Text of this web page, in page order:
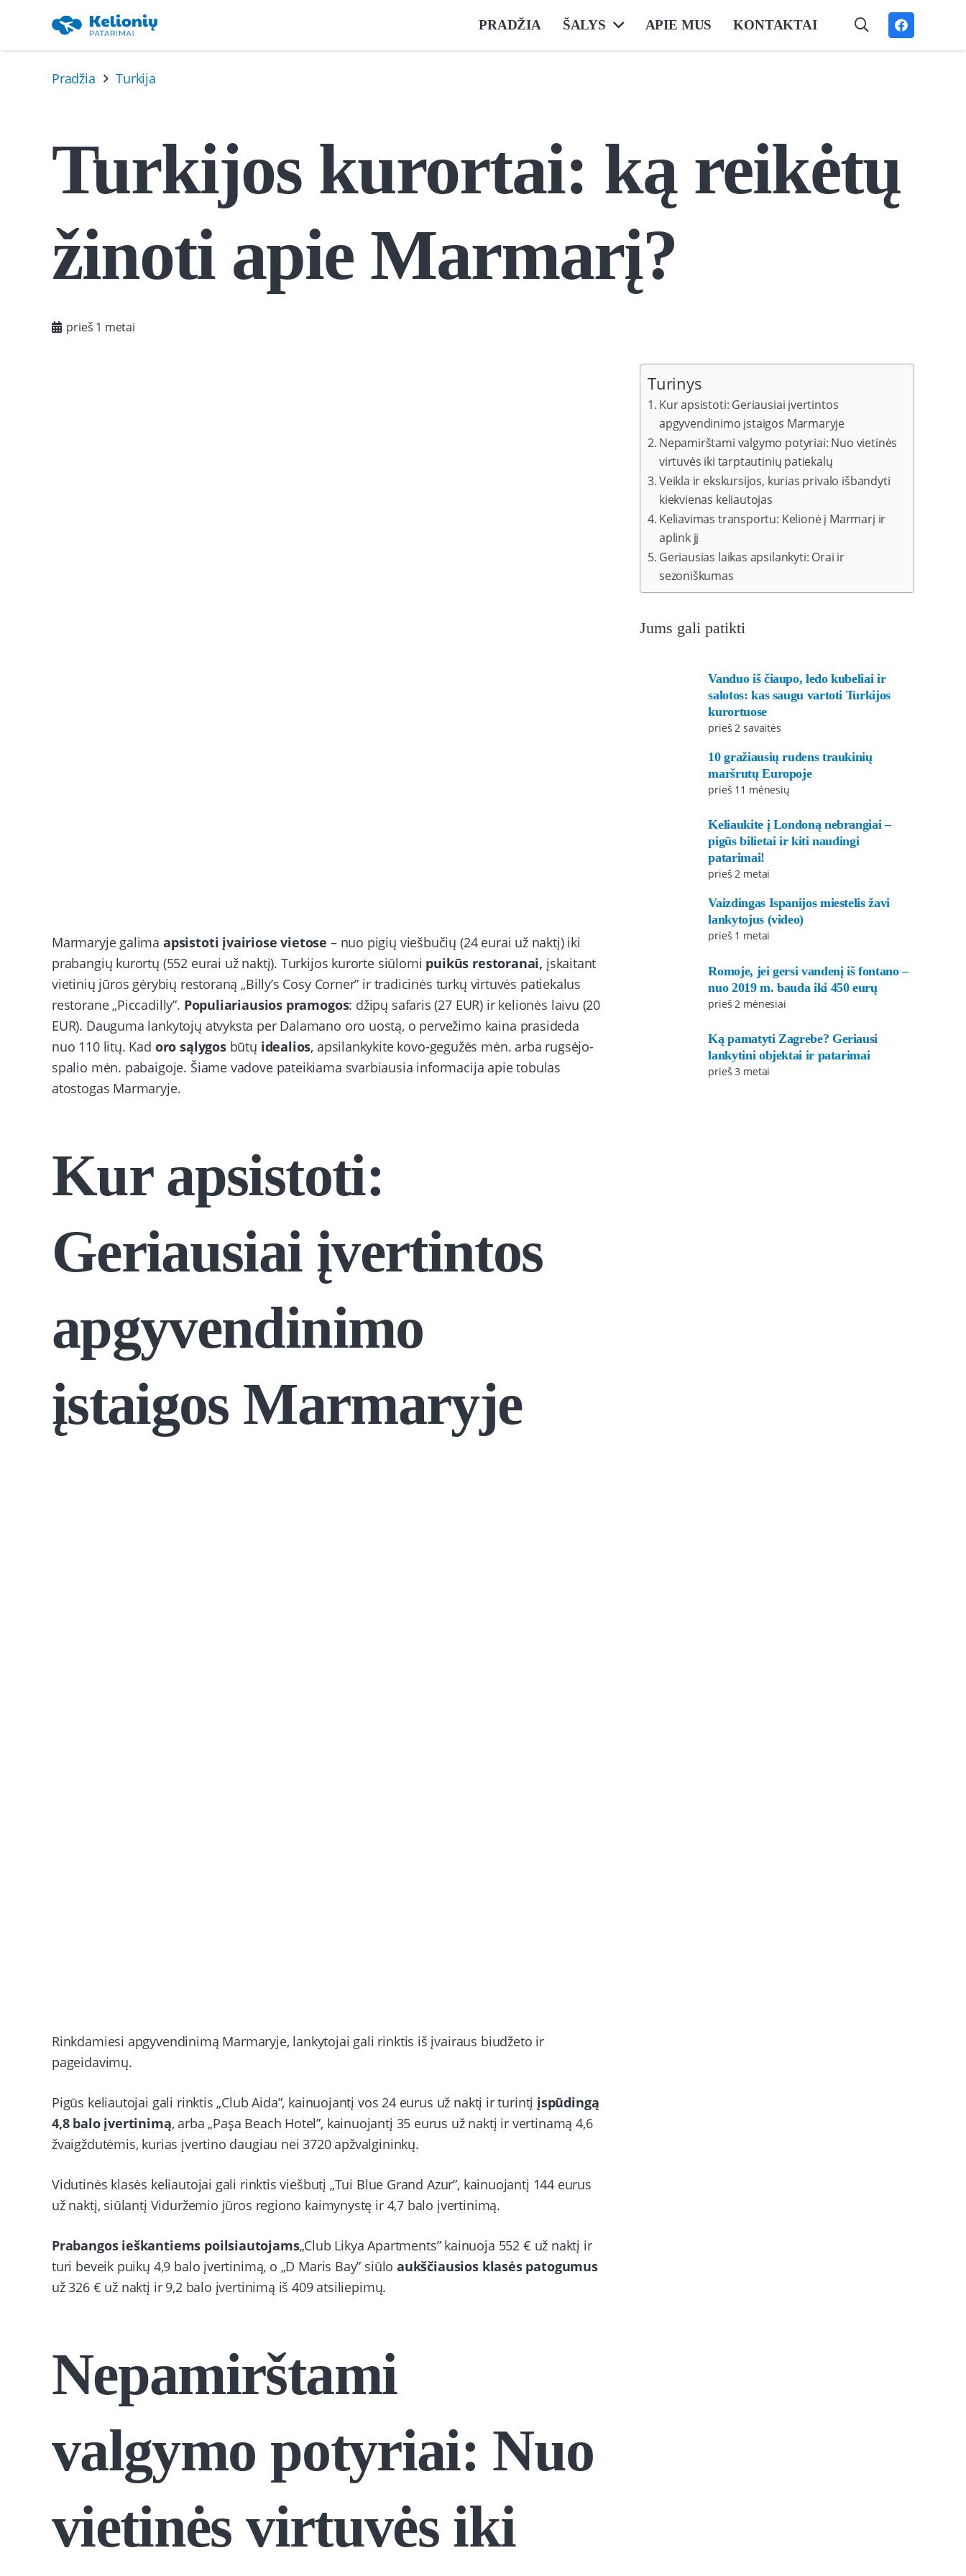
PRADŽIA ŠALYS APIE MUS KONTAKTAI
Pradžia Turkija
Turkijos kurortai: ką reikėtų
žinoti apie Marmarį?
prieš 1 metai
Marmaryje galima apsistoti įvairiose vietose – nuo pigių viešbučių (24 eurai už naktį) iki
prabangių kurortų (552 eurai už naktį). Turkijos kurorte siūlomi puikūs restoranai, įskaitant
vietinių jūros gėrybių restoraną „Billy’s Cosy Corner” ir tradicinės turkų virtuvės patiekalus
restorane „Piccadilly”. Populiariausios pramogos: džipų safaris (27 EUR) ir kelionės laivu (20
EUR). Dauguma lankytojų atvyksta per Dalamano oro uostą, o pervežimo kaina prasideda
nuo 110 litų. Kad oro sąlygosbūtų idealios, apsilankykite kovo-gegužės mėn. arba rugsėjo-
spalio mėn. pabaigoje. Šiame vadove pateikiama svarbiausia informacija apie tobulas
atostogas Marmaryje.
Kur apsistoti:
Geriausiai įvertintos
apgyvendinimo
įstaigos Marmaryje
Rinkdamiesi apgyvendinimą Marmaryje, lankytojai gali rinktis iš įvairaus biudžeto ir
pageidavimų.
Pigūs keliautojai gali rinktis „Club Aida”, kainuojantį vos 24 eurus už naktį ir turintį įspūdingą
4,8 balo įvertinimą, arba „Paşa Beach Hotel”, kainuojantį 35 eurus už naktį ir vertinamą 4,6
žvaigždutėmis, kurias įvertino daugiau nei 3720 apžvalgininkų.
Vidutinės klasės keliautojai gali rinktis viešbutį „Tui Blue Grand Azur”, kainuojantį 144 eurus
už naktį, siūlantį Viduržemio jūros regiono kaimynystę ir 4,7 balo įvertinimą.
Prabangos ieškantiems poilsiautojams„Club Likya Apartments” kainuoja 552 € už naktį ir
turi beveik puikų 4,9 balo įvertinimą, o „D Maris Bay” siūloaukščiausios klasės patogumus
už 326 € už naktį ir 9,2 balo įvertinimą iš 409 atsiliepimų.
Nepamirštami
valgymo potyriai: Nuo
vietinės virtuvės iki
Turinys
Kur apsistoti: Geriausiai įvertintos
apgyvendinimo įstaigos Marmaryje
Nepamirštami valgymo potyriai: Nuo vietinės
virtuvės iki tarptautinių patiekalų
Veikla ir ekskursijos, kurias privalo išbandyti
kiekvienas keliautojas
Keliavimas transportu: Kelionė į Marmarį ir
aplink jį
Geriausias laikas apsilankyti: Orai ir
sezoniškumas
Jums gali patikti
Vanduo iš čiaupo, ledo kubeliai ir
salotos: kas saugu vartoti Turkijos
kurortuose
prieš 2 savaitės
10 gražiausių rudens traukinių
maršrutų Europoje
prieš 11 mėnesių
Keliaukite į Londoną nebrangiai –
pigūs bilietai ir kiti naudingi
patarimai!
prieš 2 metai
Vaizdingas Ispanijos miestelis žavi
lankytojus (video)
prieš 1 metai
Romoje, jei gersi vandenį iš fontano –
nuo 2019 m. bauda iki 450 eurų
prieš 2 mėnesiai
Ką pamatyti Zagrebe? Geriausi
lankytini objektai ir patarimai
prieš 3 metai